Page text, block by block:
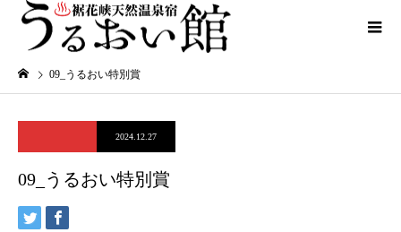
09_うるおい特別賞
2024.12.27
09_うるおい特別賞